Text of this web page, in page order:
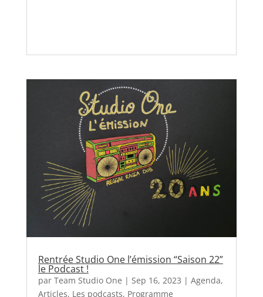
Rentrée Studio One l’émission “Saison 22”
le Podcast !
par Team Studio One | Sep 16, 2023 | Agenda,
Articles, Les podcasts, Programme